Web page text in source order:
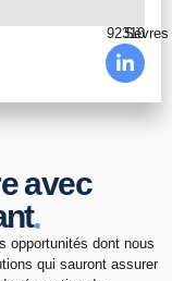
92310Sèvres
avec
.
opportunités dont nous
qui sauront assurer